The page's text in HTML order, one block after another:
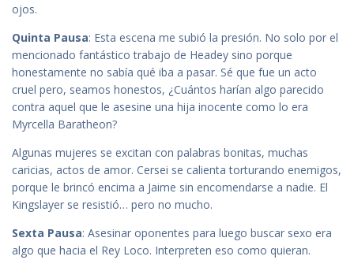
ojos.
Quinta Pausa: Esta escena me subió la presión. No solo por el
mencionado fantástico trabajo de Headey sino porque
honestamente no sabía qué iba a pasar. Sé que fue un acto
cruel pero, seamos honestos, ¿Cuántos harían algo parecido
contra aquel que le asesine una hija inocente como lo era
Myrcella Baratheon?
Algunas mujeres se excitan con palabras bonitas, muchas
caricias, actos de amor. Cersei se calienta torturando enemigos,
porque le brincó encima a Jaime sin encomendarse a nadie. El
Kingslayer se resistió… pero no mucho.
Sexta Pausa: Asesinar oponentes para luego buscar sexo era
algo que hacia el Rey Loco. Interpreten eso como quieran.